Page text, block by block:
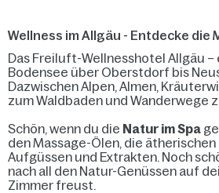
Wellness im Allgäu - Entdecke die
Das Freiluft-Wellnesshotel Allgäu
Bodensee über Oberstdorf bis
Dazwischen Alpen, Almen,
zum Waldbaden und Wanderwege
Schön, wenn du die Natur im Spa
den Massage-Ölen, die
Aufgüssen und Extrakten. Noch
nach all den Natur-Genüssen auf
Zimmer freust.